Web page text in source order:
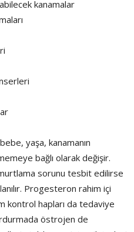
kanamalar
yaşa, kanamanın
bağlı olarak değişir.
sorunu tesbit edilirse
Progesteron rahim içi
kontrol hapları da tedaviye
östrojen de